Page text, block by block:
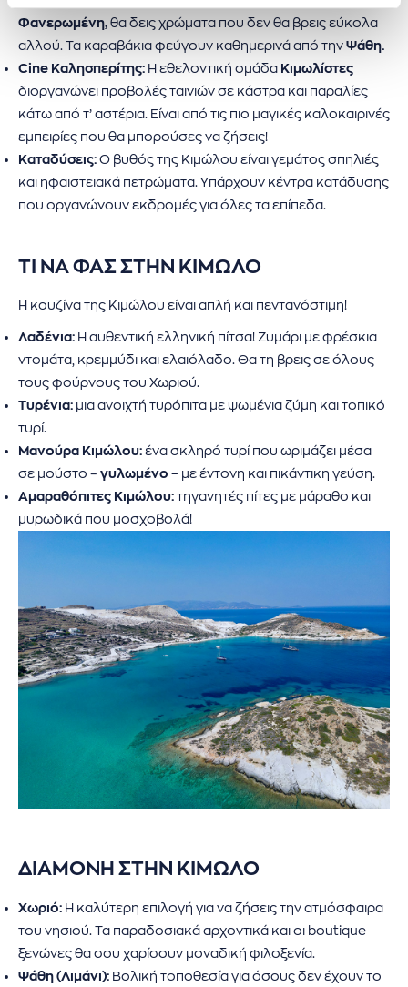
Φανερωμένη, θα δεις χρώματα που δεν θα βρεις εύκολα
αλλού. Τα καραβάκια φεύγουν καθημερινά από την Ψάθη.
Cine Καλησπερίτης: Η εθελοντική ομάδα Κιμωλίστες
διοργανώνει προβολές ταινιών σε κάστρα και παραλίες
κάτω από τ’ αστέρια. Είναι από τις πιο μαγικές καλοκαιρινές
εμπειρίες που θα μπορούσες να ζήσεις!
Καταδύσεις: Ο βυθός της Κιμώλου είναι γεμάτος σπηλιές
και ηφαιστειακά πετρώματα. Υπάρχουν κέντρα κατάδυσης
που οργανώνουν εκδρομές για όλες τα επίπεδα.
ΤΙ ΝΑ ΦΑΣ ΣΤΗΝ ΚΙΜΩΛΟ
Η κουζίνα της Κιμώλου είναι απλή και πεντανόστιμη!
Λαδένια: Η αυθεντική ελληνική πίτσα! Ζυμάρι με φρέσκια
ντομάτα, κρεμμύδι και ελαιόλαδο. Θα τη βρεις σε όλους
τους φούρνους του Χωριού.
Τυρένια: μια ανοιχτή τυρόπιτα με ψωμένια ζύμη και τοπικό
τυρί.
Μανούρα Κιμώλου: ένα σκληρό τυρί που ωριμάζει μέσα
σε μούστο – γυλωμένο – με έντονη και πικάντικη γεύση.
Αμαραθόπιτες Κιμώλου: τηγανητές πίτες με μάραθο και
μυρωδικά που μοσχοβολά!
ΔΙΑΜΟΝΗ ΣΤΗΝ ΚΙΜΩΛΟ
Χωριό: Η καλύτερη επιλογή για να ζήσεις την ατμόσφαιρα
του νησιού. Τα παραδοσιακά αρχοντικά και οι boutique
ξενώνες θα σου χαρίσουν μοναδική φιλοξενία.
Ψάθη (Λιμάνι): Βολική τοποθεσία για όσους δεν έχουν το